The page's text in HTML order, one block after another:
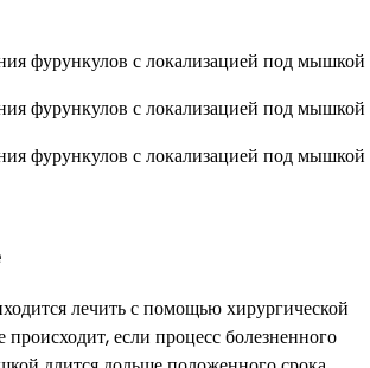
лечить с помощью хирургической
если процесс болезненного